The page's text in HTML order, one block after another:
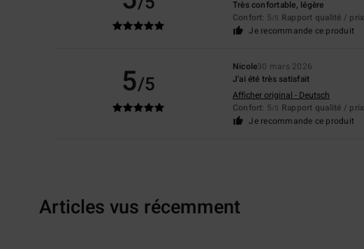
Très confortable, légère
Confort: 5/5 Rapport qualité / prix
Je recommande ce produit
5/5
Nicole30 mars 2026
J'ai été très satisfait
Afficher original - Deutsch
Confort: 5/5 Rapport qualité / prix
Je recommande ce produit
Articles vus récemment